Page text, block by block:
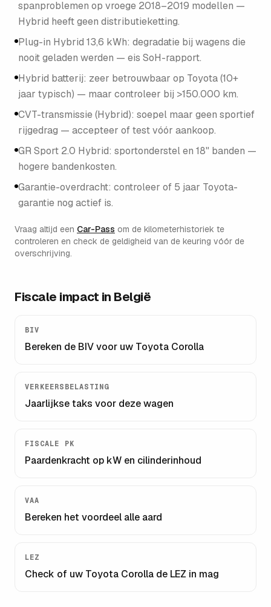
spanproblemen op vroege 2018–2019 modellen —
Hybrid heeft geen distributieketting.
Plug-in Hybrid 13,6 kWh: degradatie bij wagens die
nooit geladen werden — eis SoH-rapport.
Hybrid batterij: zeer betrouwbaar op Toyota (10+
jaar typisch) — maar controleer bij >150.000 km.
CVT-transmissie (Hybrid): soepel maar geen sportief
rijgedrag — accepteer of test vóór aankoop.
GR Sport 2.0 Hybrid: sportonderstel en 18" banden —
hogere bandenkosten.
Garantie-overdracht: controleer of 5 jaar Toyota-
garantie nog actief is.
Vraag altijd een Car-Pass om de kilometerhistoriek te
controleren en check de geldigheid van de keuring vóór de
overschrijving.
Fiscale impact in België
BIV
Bereken de BIV voor uw Toyota Corolla
VERKEERSBELASTING
Jaarlijkse taks voor deze wagen
FISCALE PK
Paardenkracht op kW en cilinderinhoud
VAA
Bereken het voordeel alle aard
LEZ
Check of uw Toyota Corolla de LEZ in mag